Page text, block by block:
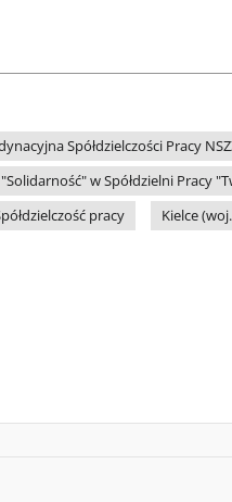
Spółdzielczości Pracy
w Spółdzielni Pracy
pracy Kielce